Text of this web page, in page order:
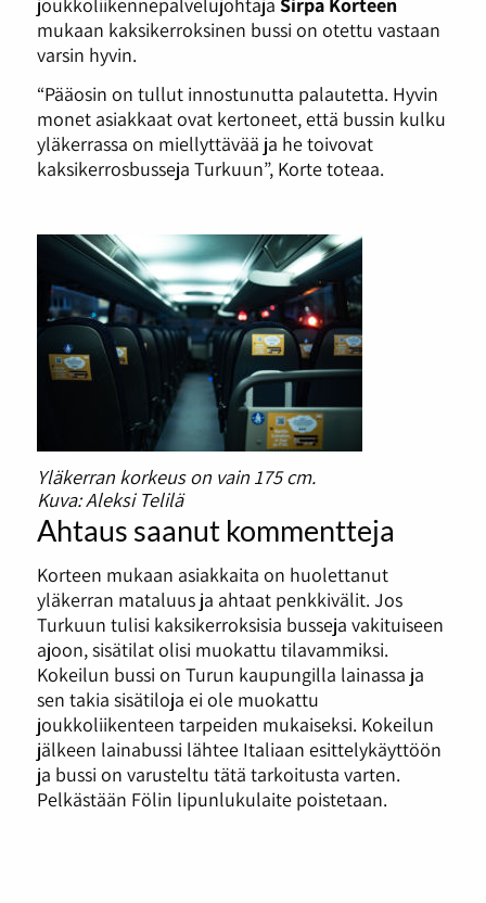
mukaan kaksikerroksinen bussi on otettu vastaan
varsin hyvin.
“Pääosin on tullut innostunutta palautetta. Hyvin
monet asiakkaat ovat kertoneet, että bussin kulku
yläkerrassa on miellyttävää ja he toivovat
kaksikerrosbusseja Turkuun”, Korte toteaa.
Yläkerran korkeus on vain 175 cm.
Kuva: Aleksi Telilä
Ahtaus saanut kommentteja
Korteen mukaan asiakkaita on huolettanut
yläkerran mataluus ja ahtaat penkkivälit. Jos
Turkuun tulisi kaksikerroksisia busseja vakituiseen
ajoon, sisätilat olisi muokattu tilavammiksi.
Kokeilun bussi on Turun kaupungilla lainassa ja
sen takia sisätiloja ei ole muokattu
joukkoliikenteen tarpeiden mukaiseksi. Kokeilun
jälkeen lainabussi lähtee Italiaan esittelykäyttöön
ja bussi on varusteltu tätä tarkoitusta varten.
Pelkästään Fölin lipunlukulaite poistetaan.